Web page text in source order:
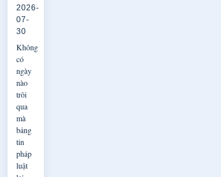
2026-
07-
30
Không
có
ngày
nào
trôi
qua
mà
bảng
tin
pháp
luật